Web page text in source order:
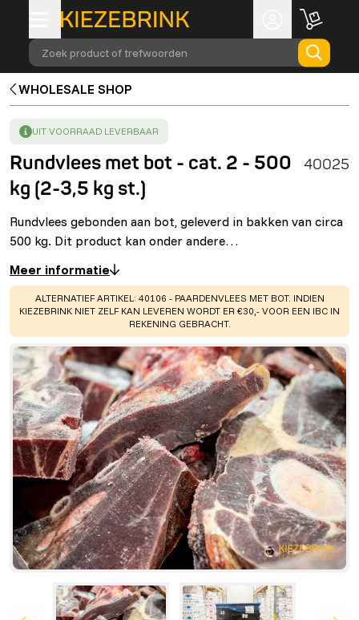
Zoek product of trefwoorden
WHOLESALE SHOP
SUCCESS:
UIT VOORRAAD LEVERBAAR
Rundvlees met bot - cat. 2 - 500
kg (2-3,5 kg st.)
40025
Rundvlees gebonden aan bot, geleverd in bakken van circa
500 kg. Dit product kan onder andere…
Meer informatie
WARNING:
ALTERNATIEF ARTIKEL: 40106 - PAARDENVLEES MET BOT. INDIEN
KIEZEBRINK NIET ZELF KAN LEVEREN WORDT ER €30,- VOOR EEN IBC IN
REKENING GEBRACHT.